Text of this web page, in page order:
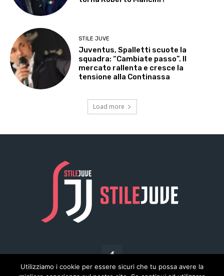
Utilizziamo i cookie per essere sicuri che tu possa avere la